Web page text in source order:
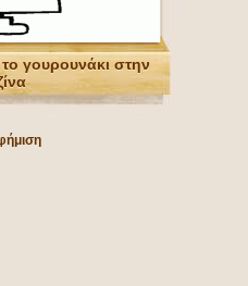
γουρουνάκι στην